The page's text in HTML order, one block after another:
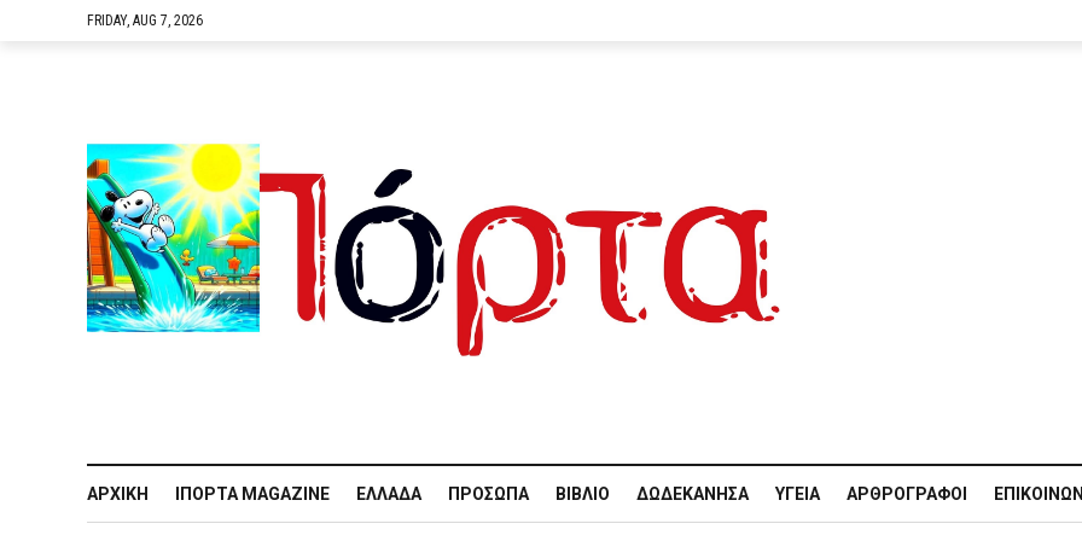
FRIDAY, AUG 7, 2026
ΑΡΧΙΚΉ IΠΌΡΤΑ MAGAZINE ΕΛΛΆΔΑ ΠΡΌΣΩΠΑ ΒΙΒΛΊΟ ΔΩΔΕΚΆΝΗΣΑ ΥΓΕΊΑ ΑΡΘΡΟΓΡΆΦΟΙ